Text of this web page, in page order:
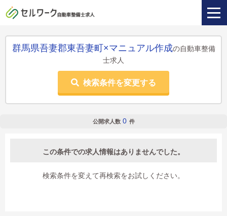
群馬県吾妻郡東吾妻町×マニュアル作成の自動車整備
士求人
検索条件を変更する
公開求人数 0 件
この条件での求人情報はありませんでした。
検索条件を変えて再検索をお試しください。